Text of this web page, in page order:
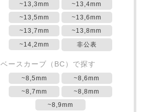
~13,3mm
~13,4mm
~13,5mm
~13,6mm
~13,7mm
~13,8mm
~14,2mm
非公表
ベースカーブ（BC）で探す
~8,5mm
~8,6mm
~8,7mm
~8,8mm
~8,9mm